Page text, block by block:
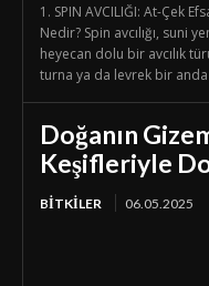
1. SPIN AVCILIĞI: At-Çek
Nedir? Spin avcılığı, suni
heyecan dolu bir avcılık
turna ya da levrek bir anda
Doğanın
Keşifleriyle
BİTKİLER 06.05.2025